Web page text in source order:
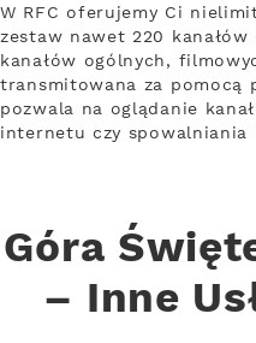
W RFC oferujemy Ci
zestaw nawet 220
kanałów ogólnych,
transmitowana za pomocą
pozwala na oglądanie
internetu czy spowalniania
Góra
– Inne